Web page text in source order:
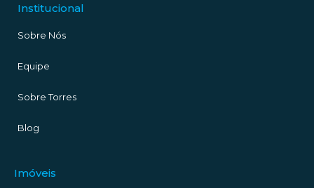
Institucional
Sobre Nós
Equipe
Sobre Torres
Blog
Imóveis